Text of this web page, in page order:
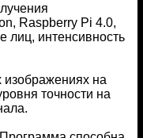
Raspberry Pi 4.0,
лиц, интенсивность
изображениях на
точности на